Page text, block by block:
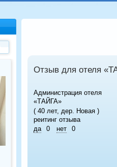
Елена
Отзыв для отеля
Администрация отеля
«ТАЙГА»
( 40 лет, дер. Новая )
реитинг отзыва
да
0 нет 0